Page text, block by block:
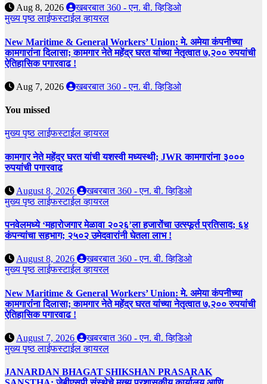
Aug 8, 2026
खबरबात 360 - एन. बी. व्हिडिओ
मुख्य पृष्ठलाईफस्टाईलव्हायरल
New Maritime & General Workers’ Union: मे. अमेया कंपनीच्या
कामगारांना दिलासा; कामगार नेते महेंद्र घरत यांच्या नेतृत्वात ७,२०० रुपयांची
ऐतिहासिक पगारवाढ !
Aug 7, 2026 खबरबात 360 - एन. बी. व्हिडिओ
You missed
मुख्य पृष्ठलाईफस्टाईलव्हायरल
कामगार नेते महेंद्र घरत यांची यशस्वी मध्यस्थी; JWR कामगारांना ३०००
रुपयांची पगारवाढ
August 8, 2026
खबरबात 360 - एन. बी. व्हिडिओ
मुख्य पृष्ठलाईफस्टाईलव्हायरल
पनवेलमध्ये ‘महारोजगार मेळावा २०२६’ला हजारोंचा उत्स्फूर्त प्रतिसाद; ६४
कंपन्यांचा सहभाग; २५०२ उमेदवारांनी घेतला लाभ !
August 8, 2026
खबरबात 360 - एन. बी. व्हिडिओ
मुख्य पृष्ठलाईफस्टाईलव्हायरल
New Maritime & General Workers’ Union: मे. अमेया कंपनीच्या
कामगारांना दिलासा; कामगार नेते महेंद्र घरत यांच्या नेतृत्वात ७,२०० रुपयांची
ऐतिहासिक पगारवाढ !
August 7, 2026
खबरबात 360 - एन. बी. व्हिडिओ
मुख्य पृष्ठलाईफस्टाईलव्हायरल
JANARDAN BHAGAT SHIKSHAN PRASARAK